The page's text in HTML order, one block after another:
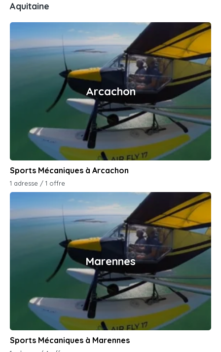
Aquitaine
Arcachon
Sports Mécaniques à Arcachon
1 adresse / 1 offre
Marennes
Sports Mécaniques à Marennes